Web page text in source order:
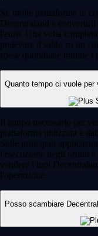
Sì, molte piattaforme di
Decentraland e
l'euro. Una volta
prelevare il saldo su un
spese quotidiane tramite i
Quanto tempo ci vuole per
Il tempo necessario per
piattaforma utilizzata e
Sulle principali
l'esecuzione degli ordini
vendere i tuoi
l'operazione.
Posso scambiare